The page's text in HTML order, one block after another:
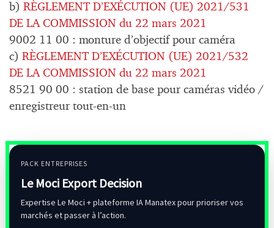
b) RÈGLEMENT D’EXÉCUTION (UE) 2021/531
DE LA COMMISSION du 22 mars 2021
9002 11 00 : monture d’objectif pour caméra
c) RÈGLEMENT D’EXÉCUTION (UE) 2021/532
DE LA COMMISSION du 22 mars 2021
8521 90 00 : station de base pour caméras vidéo /
enregistreur tout-en-un
PACK ENTREPRISES
Le Moci Export Decision
Expertise Le Moci + plateforme IA Manatex pour prioriser vos
marchés et passer à l’action.